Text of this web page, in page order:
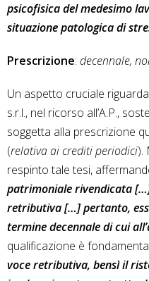
psicofisica del medesimo
situazione patologica di
Prescrizione: decennale,
Un aspetto cruciale
s.r.l., nel ricorso all’A.P.,
soggetta alla prescrizione
(relativa ai crediti periodici).
respinto tale tesi,
patrimoniale rivendicata
retributiva […] pertanto,
termine decennale di cui
qualificazione è
voce retributiva, bensì il